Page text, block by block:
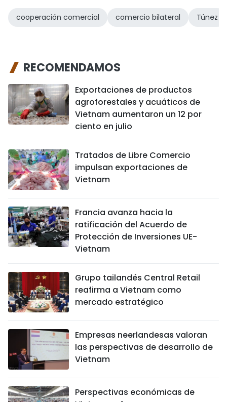
cooperación comercial comercio bilateral Túnez
RECOMENDAMOS
Exportaciones de productos
agroforestales y acuáticos de
Vietnam aumentaron un 12 por
ciento en julio
Tratados de Libre Comercio
impulsan exportaciones de
Vietnam
Francia avanza hacia la
ratificación del Acuerdo de
Protección de Inversiones UE-
Vietnam
Grupo tailandés Central Retail
reafirma a Vietnam como
mercado estratégico
Empresas neerlandesas valoran
las perspectivas de desarrollo de
Vietnam
Perspectivas económicas de